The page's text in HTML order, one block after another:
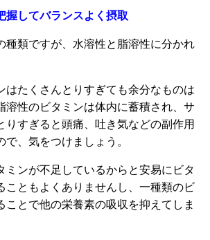
握してバランスよく摂取
類ですが、水溶性と脂溶性に分かれ
たくさんとりすぎても余分なものは
溶性のビタミンは体内に蓄積され、サ
りすぎると頭痛、吐き気などの副作用
、気をつけましょう。
ンが不足しているからと安易にビタ
こともよくありませんし、一種類のビ
ことで他の栄養素の吸収を抑えてしま